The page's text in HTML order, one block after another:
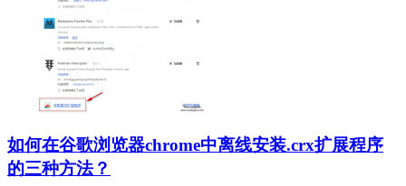
如何在谷歌浏览器chrome中离线安装.crx扩展程序
的三种方法？